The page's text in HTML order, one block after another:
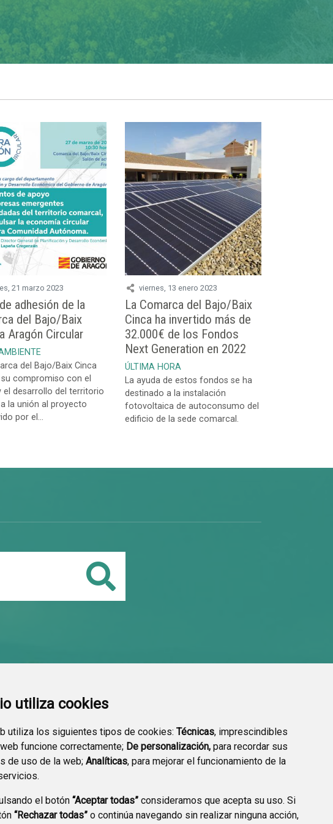
utiliza cookies
utiliza los siguientes tipos de cookies: Técnicas, imprescindibles
funcione correctamente; De personalización, para recordar sus
de uso de la web; Analíticas, para mejorar el funcionamiento de la
el botón “Aceptar todas” consideramos que acepta su uso. Si
“Rechazar todas” o continúa navegando sin realizar ninguna acción,
21 marzo 2023
adhesión de la
del Bajo/Baix
Aragón Circular
del Bajo/Baix Cinca
compromiso con el
el desarrollo del territorio
la unión al proyecto
por el...
viernes, 13 enero 2023
La Comarca del Bajo/Baix
Cinca ha invertido más de
32.000€ de los Fondos
Next Generation en 2022
ÚLTIMA HORA
La ayuda de estos fondos se ha
destinado a la instalación
fotovoltaica de autoconsumo del
edificio de la sede comarcal.
Buscar